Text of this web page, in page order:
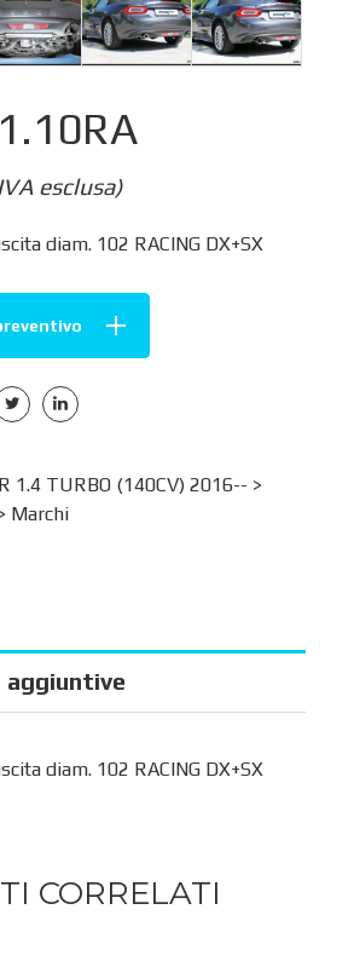
esclusa)
diam. 102 RACING DX+SX
1.4 TURBO (140CV) 2016-- >
Marchi
aggiuntive
diam. 102 RACING DX+SX
CORRELATI